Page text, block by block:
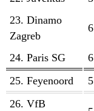
23. Dinamo
Zagreb
6
24. Paris SG 6
25. Feyenoord
5
26. VfB